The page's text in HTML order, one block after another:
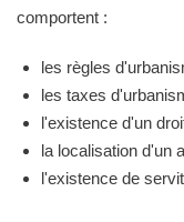
comportent :
les règles
les taxes
l'existence d'un
la localisation d'un
l'existence de